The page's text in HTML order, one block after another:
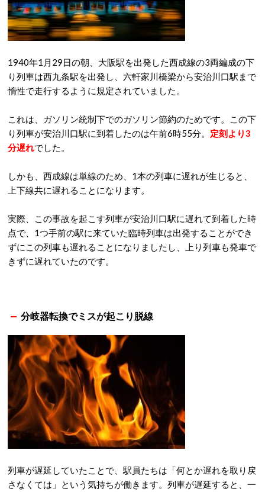
1940年1月29日の朝、大阪駅を出発した西成線の3両編成の下
り列車は西九条駅を出発し、六軒家川橋梁から安治川口駅まで
惰性で走行するように規定されていました。
これは、ガソリン統制下でのガソリン節約のためです。この下
り列車が安治川口駅に到着したのは午前6時55分。 定刻より3
分遅れでした。
しかも、西成線は単線のため、1本の列車に遅れが生じると、
上下線共に遅れることになります。
実際、この事故を起こす列車が安治川口駅に遅れて到着した時
点で、1つ手前の駅に来ていた臨時列車は出発することができ
ずにこの列車も遅れることになりましたし、上り列車も発車で
きずに遅れていたのです。
分岐器転換でミスが起こり脱線
列車が遅延していたことで、駅員たちは「何とか遅れを取り戻
さなくては」という気持ちが働きます。列車が遅延すると、一